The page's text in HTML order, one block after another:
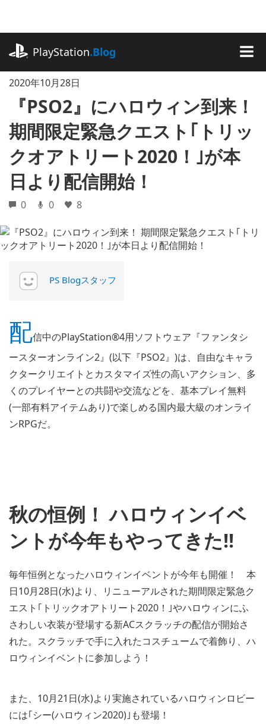
に
ッ
PlayStation.Blog
2020年10月28日
『PSO2』にハロウィン到来！
期間限定緊急クエスト｢トリッ
クオアトリート2020！｣が本
日より配信開始！
0 0 8
PS Blogスタッフ
配信中のPlayStation®4用ソフトウェア『ファンタシ
ースターオンライン2』(以下『PSO2』)は、自由なキャラ
クタークリエイトとカスタマイズ性の高いアクション、多
くのプレイヤーとの共闘や交流などを、基本プレイ無料
(一部有料アイテムあり)で楽しめる国内最大級のオンライ
ンRPGだ。
秋の恒例！ ハロウィンイベ
ントが今年もやってきた!!
毎年恒例となったハロウィンイベントが今年も開催！ 本
日10月28日(水)より、リニューアルされた期間限定緊急ク
エスト｢トリックオアトリート2020！｣やハロウィンにふ
さわしい衣装が登場する新ACスクラッチの配信が開始さ
れた。スクラッチで手に入れたコスチュームで着飾り、ハ
ロウィンイベントに参加しよう！
また、10月21日(水)より実施されているハロウィンロビー
には｢シー(ハロウィン2020)｣も登場！